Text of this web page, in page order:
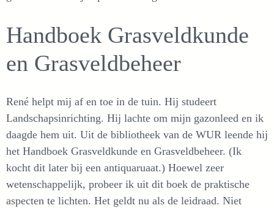
Handboek Grasveldkunde
en Grasveldbeheer
René helpt mij af en toe in de tuin. Hij studeert
Landschapsinrichting. Hij lachte om mijn gazonleed en ik
daagde hem uit. Uit de bibliotheek van de WUR leende hij
het Handboek Grasveldkunde en Grasveldbeheer. (Ik
kocht dit later bij een antiquaruaat.) Hoewel zeer
wetenschappelijk, probeer ik uit dit boek de praktische
aspecten te lichten. Het geldt nu als de leidraad. Niet